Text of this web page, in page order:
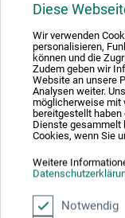
Diese
Wir verwenden
personalisieren,
können und die
Zudem geben wir
Website an unsere
Analysen weiter.
möglicherweise mit
bereitgestellt haben
Dienste gesammelt
Cookies, wenn Sie
Weitere
Notwendig
Lämplig för
trä kan limmas
målarunderlag
diameter för